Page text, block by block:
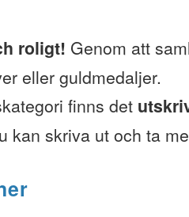
roligt! Genom att
eller guldmedaljer.
finns det
kan skriva ut och ta